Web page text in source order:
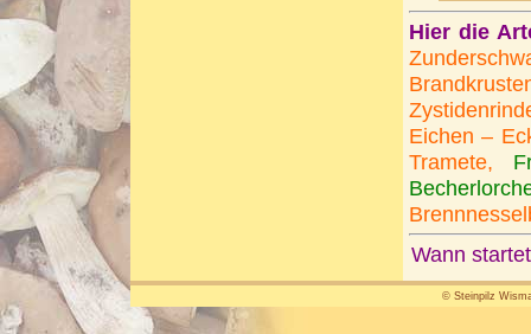
Hier die
Eichen –
Tramete,
Wann
© Steinpilz